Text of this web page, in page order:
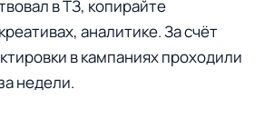
в ТЗ, копирайте
аналитике. За счёт
в кампаниях проходили
недели.